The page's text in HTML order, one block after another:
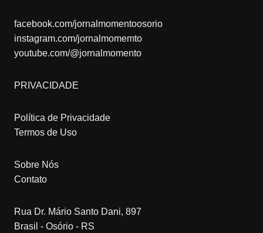
facebook.com/jornalmomentoosorio
instagram.com/jornalmomemto
youtube.com/@jornalmomento
PRIVACIDADE
Política de Privacidade
Termos de Uso
Sobre Nós
Contato
Rua Dr. Mário Santo Dani, 897
Brasil - Osório - RS